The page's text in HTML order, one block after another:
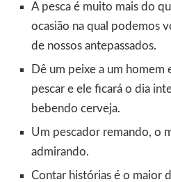
A pesca é muito mais do
ocasião na qual podemos
de nossos antepassados.
Dê um peixe a um homem
pescar e ele ficará o dia
bebendo cerveja.
Um pescador remando, o
admirando.
Contar histórias é o maior